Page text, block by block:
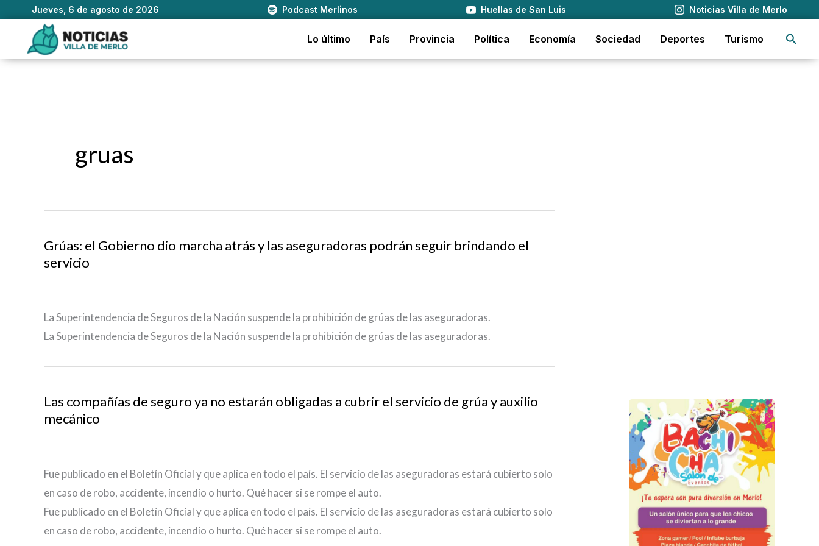
Jueves, 6 de agosto de 2026 Podcast Merlinos Huellas de San Luis Noticias Villa de Merlo
contenido
Lo último País Provincia Política Economía Sociedad Deportes Turismo
gruas
Grúas: el Gobierno dio marcha atrás y las aseguradoras podrán seguir brindando el
servicio
La Superintendencia de Seguros de la Nación suspende la prohibición de grúas de las aseguradoras.
La Superintendencia de Seguros de la Nación suspende la prohibición de grúas de las aseguradoras.
Las compañías de seguro ya no estarán obligadas a cubrir el servicio de grúa y auxilio
mecánico
Fue publicado en el Boletín Oficial y que aplica en todo el país. El servicio de las aseguradoras estará cubierto solo
en caso de robo, accidente, incendio o hurto. Qué hacer si se rompe el auto.
Fue publicado en el Boletín Oficial y que aplica en todo el país. El servicio de las aseguradoras estará cubierto solo
en caso de robo, accidente, incendio o hurto. Qué hacer si se rompe el auto.